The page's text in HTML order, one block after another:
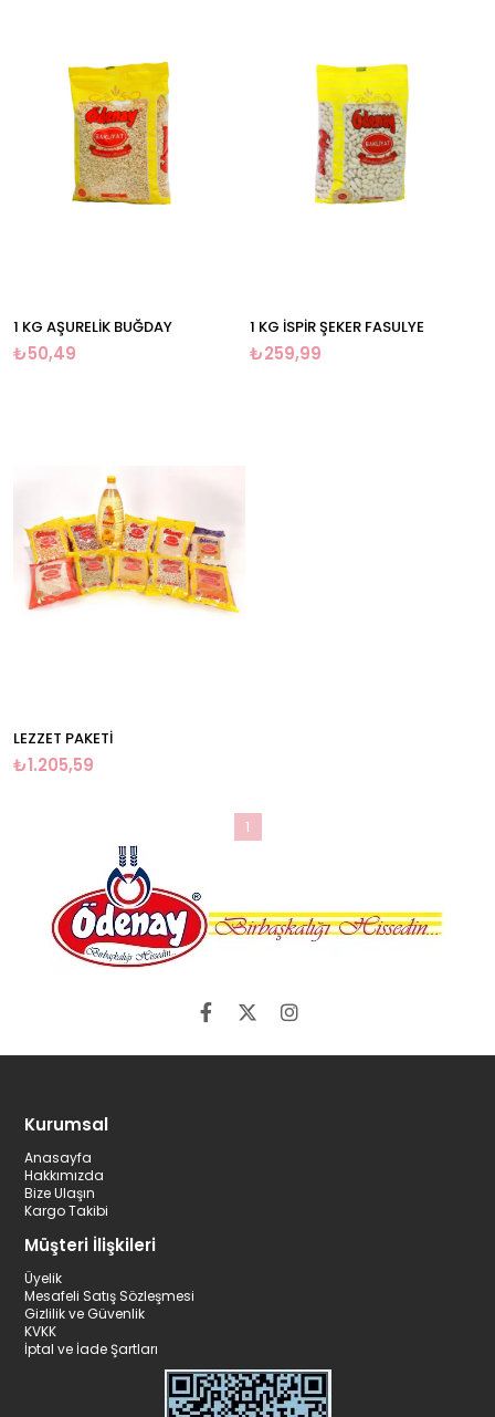
1 KG AŞURELİK BUĞDAY
₺50,49
1 KG İSPİR ŞEKER FASULYE
₺259,99
LEZZET PAKETİ
₺1.205,59
1
Kurumsal
Anasayfa
Hakkımızda
Bize Ulaşın
Kargo Takibi
Müşteri İlişkileri
Üyelik
Mesafeli Satış Sözleşmesi
Gizlilik ve Güvenlik
KVKK
İptal ve İade Şartları